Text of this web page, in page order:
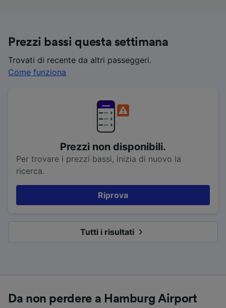
Prezzi bassi questa settimana
Trovati di recente da altri passeggeri.
Come funziona
Prezzi non disponibili.
Per trovare i prezzi bassi, inizia di nuovo la
ricerca.
Riprova
Tutti i risultati
Da non perdere a Hamburg Airport